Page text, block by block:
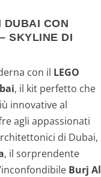
DUBAI CON
SKYLINE DI
con il LEGO
, il kit perfetto che
innovative al
agli appassionati
di Dubai,
, il sorprendente
Burj Al